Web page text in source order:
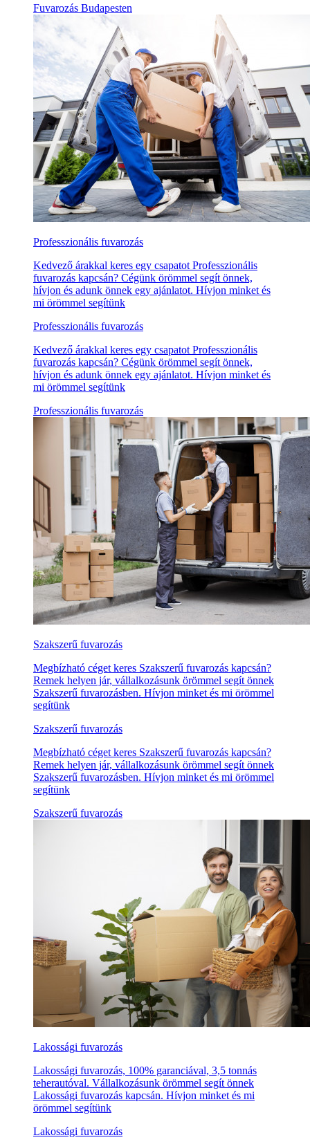
Fuvarozás Budapesten
Professzionális fuvarozás
Kedvező árakkal keres egy csapatot Professzionális
fuvarozás kapcsán? Cégünk örömmel segít önnek,
hívjon és adunk önnek egy ajánlatot. Hívjon minket és
mi örömmel segítünk
Professzionális fuvarozás
Kedvező árakkal keres egy csapatot Professzionális
fuvarozás kapcsán? Cégünk örömmel segít önnek,
hívjon és adunk önnek egy ajánlatot. Hívjon minket és
mi örömmel segítünk
Professzionális fuvarozás
Szakszerű fuvarozás
Megbízható céget keres Szakszerű fuvarozás kapcsán?
Remek helyen jár, vállalkozásunk örömmel segít önnek
Szakszerű fuvarozásben. Hívjon minket és mi örömmel
segítünk
Szakszerű fuvarozás
Megbízható céget keres Szakszerű fuvarozás kapcsán?
Remek helyen jár, vállalkozásunk örömmel segít önnek
Szakszerű fuvarozásben. Hívjon minket és mi örömmel
segítünk
Szakszerű fuvarozás
Lakossági fuvarozás
Lakossági fuvarozás, 100% garanciával, 3,5 tonnás
teherautóval. Vállalkozásunk örömmel segít önnek
Lakossági fuvarozás kapcsán. Hívjon minket és mi
örömmel segítünk
Lakossági fuvarozás